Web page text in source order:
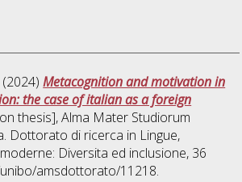
(2024)Metacognition and motivation in
the case of italian as a foreign
thesis], Alma Mater Studiorum
Dottorato di ricerca in Lingue,
Diversita ed inclusione, 36
amsdottorato/11218.